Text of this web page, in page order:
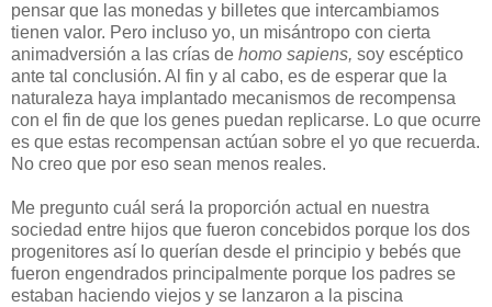
pensar que las monedas y billetes que intercambiamos
tienen valor. Pero incluso yo, un misántropo con cierta
animadversión a las crías de homo sapiens, soy escéptico
ante tal conclusión. Al fin y al cabo, es de esperar que la
naturaleza haya implantado mecanismos de recompensa
con el fin de que los genes puedan replicarse. Lo que ocurre
es que estas recompensan actúan sobre el yo que recuerda.
No creo que por eso sean menos reales.
Me pregunto cuál será la proporción actual en nuestra
sociedad entre hijos que fueron concebidos porque los dos
progenitores así lo querían desde el principio y bebés que
fueron engendrados principalmente porque los padres se
estaban haciendo viejos y se lanzaron a la piscina